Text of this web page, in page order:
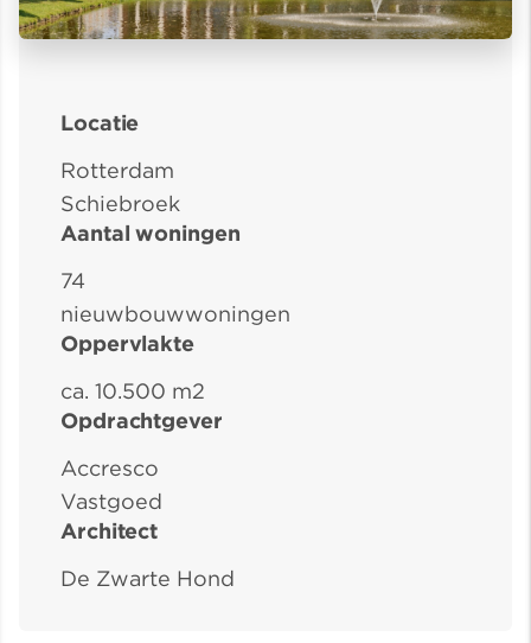
Locatie
Rotterdam
Schiebroek
Aantal woningen
74
nieuwbouwwoningen
Oppervlakte
ca. 10.500 m2
Opdrachtgever
Accresco
Vastgoed
Architect
De Zwarte Hond